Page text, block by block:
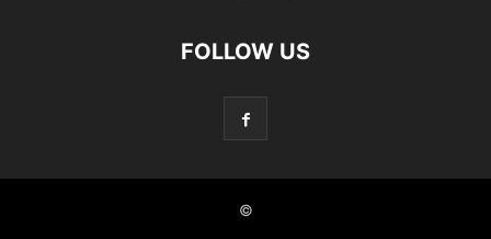
FOLLOW US
©